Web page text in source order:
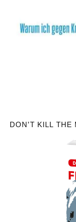
DON’T KILL THE